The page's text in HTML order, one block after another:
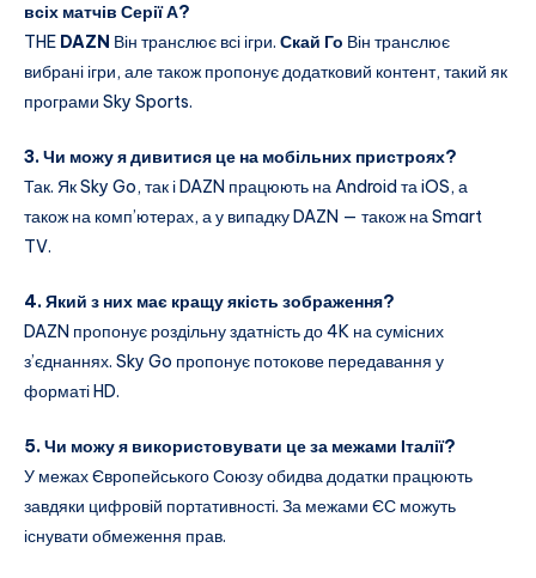
всіх матчів Серії А?
THE DAZN Він транслює всі ігри. Скай Го Він транслює
вибрані ігри, але також пропонує додатковий контент, такий як
програми Sky Sports.
3. Чи можу я дивитися це на мобільних пристроях?
Так. Як Sky Go, так і DAZN працюють на Android та iOS, а
також на комп’ютерах, а у випадку DAZN — також на Smart
TV.
4. Який з них має кращу якість зображення?
DAZN пропонує роздільну здатність до 4K на сумісних
з’єднаннях. Sky Go пропонує потокове передавання у
форматі HD.
5. Чи можу я використовувати це за межами Італії?
У межах Європейського Союзу обидва додатки працюють
завдяки цифровій портативності. За межами ЄС можуть
існувати обмеження прав.